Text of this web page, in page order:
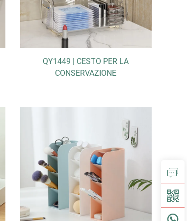
QY1449 | CESTO PER LA
CONSERVAZIONE